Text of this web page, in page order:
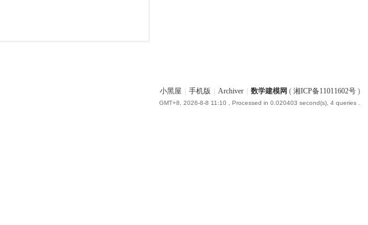
小黑屋 手机版 Archiver 数学建模网 ( 湘ICP备11011602号)
GMT+8, 2026-8-8 11:10 , Processed in 0.020403 second(s), 4 queries .